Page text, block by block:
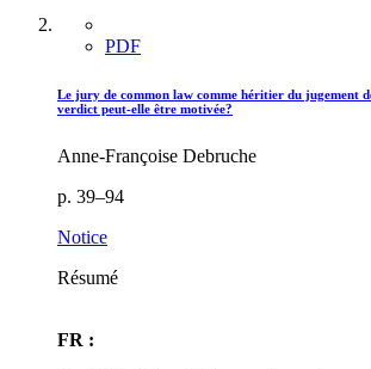
PDF
Le jury de common law comme héritier du jugement
verdict peut-elle être motivée?
Anne-Françoise Debruche
p. 39–94
Notice
Résumé
FR :